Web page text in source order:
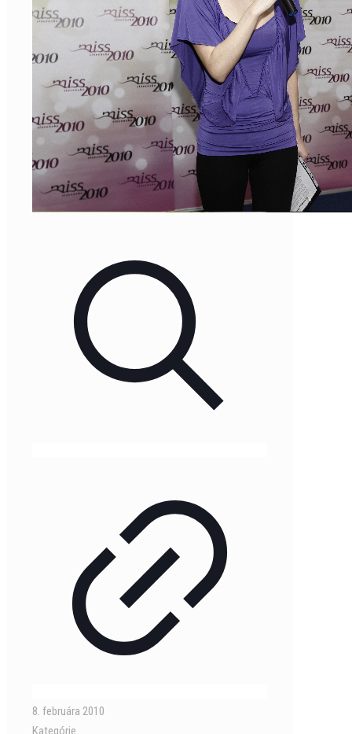
8. februára 2010
Kategórie